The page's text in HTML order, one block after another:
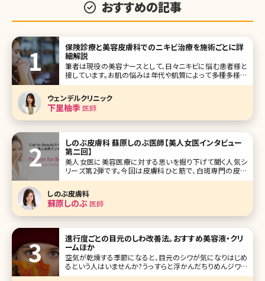
おすすめの記事
保険診療と美容皮膚科でのニキビ治療を施術ごとに詳
細解説
筆者は現役の美容ナースとして、日々ニキビに悩む患者様と
接しています。お肌の悩みは年代や肌質によって多種多様に
存在しており、そのお肌悩みで精神的に辛くなったり落ち込
んだりする方も少なくありません。 その中でも、「ニキビ（尋常
性ざ瘡）」は思春期の方から30〜50代まで日本人の90%以
上が経験し、男
ウェンデルクリニック
下里柚季医師
しのぶ皮膚科 蘇原しのぶ医師【美人女医インタビュー
第二回】
美人女医に美容医療に対する思いを掘り下げて聞く人気シ
リーズ第2弾です。今回は皮膚科ひと筋で、白斑専門の皮膚
科の副院長を経て、東京港区三田（東京メトロ南北線、都営
三田線白金高輪駅）で皮膚科・美容皮膚科を開業されたしの
ぶ皮膚科院長の皮膚科医、蘇原しのぶ先生です。 女性の「美」
に貢献したいという熱い気持
しのぶ皮膚科
蘇原しのぶ医師
進行度ごとの目元のしわ改善法。おすすめ美容液・クリ
ームほか
空気が乾燥する季節になると、目元のシワが気になりはじめ
るという人はいませんか?うっすらと浮かんだちりめんジワや
深くくっきりと刻まれたしわが気になって、思い切り笑うこと